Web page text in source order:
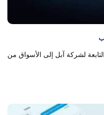
تم طرح مجموعة من أجهزة آيباد 2022 التابعة لشركة آبل إلى الأسواق من